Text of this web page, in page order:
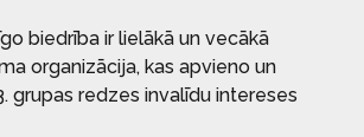
biedrība ir lielākā un vecākā
organizācija, kas apvieno un
grupas redzes invalīdu intereses